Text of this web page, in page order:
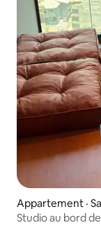
Appartement ·
Studio au bord